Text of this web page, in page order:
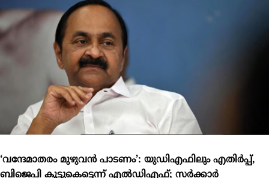
‘വന്ദേമാതരം മുഴുവന്‍ പാടണം’: യുഡിഎഫിലും എതിര്‍പ്പ്,
ബിജെപി കൂട്ടുകെട്ടെന്ന് എല്‍ഡിഎഫ്; സര്‍ക്കാര്‍
പ്രതിരോധത്തില്‍
തിരുവനന്തപുരം: സംസ്ഥാനത്ത് സ്വാതന്ത്ര്യദിനാഘോഷ
വേളയില്‍ വന്ദേമാതരം പൂര്‍ണ രൂപത്തില്‍ ആലപിക്കണമെന്ന...